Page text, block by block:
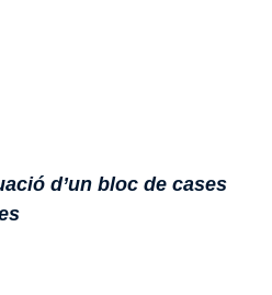
d’un bloc de cases